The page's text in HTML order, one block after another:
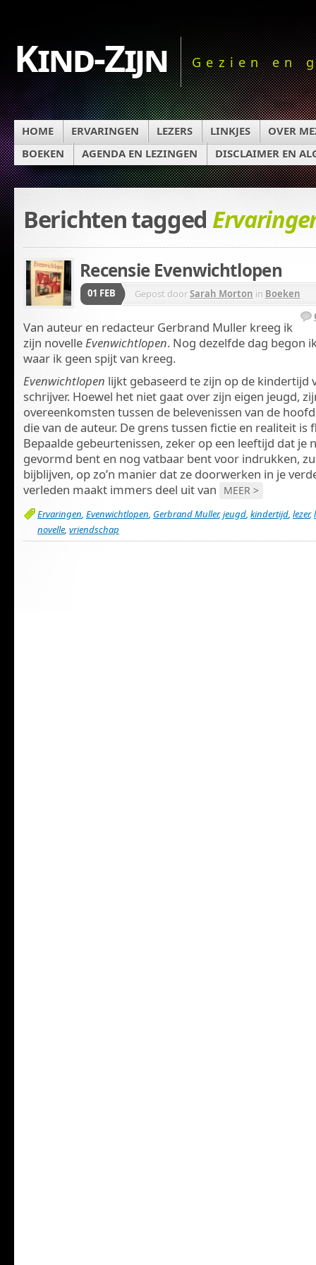
Kind-Zijn Gezien en
HOME ERVARINGEN LEZERS LINKJES
OVER
BOEKEN
AGENDA EN LEZINGEN DISCLAIMER EN
Berichten tagged
Recensie Evenwichtlopen
01 FEB Gepost doorSarah Morton in Boeken
Van auteur en redacteur Gerbrand Muller kreeg ik
zijn novelleEvenwichtlopen. Nog dezelfde dag begon
waar ik geen spijt van kreeg.
Evenwichtlopen lijkt gebaseerd te zijn op de kindertijd
schrijver. Hoewel het niet gaat over zijn eigen jeugd,
overeenkomsten tussen de belevenissen van de
die van de auteur. De grens tussen fictie en realiteit is
Bepaalde gebeurtenissen, zeker op een leeftijd dat je
gevormd bent en nog vatbaar bent voor indrukken,
bijblijven, op zo’n manier dat ze doorwerken in je
verleden maakt immers deel uit van
MEER >
Ervaringen Evenwichtlopen Gerbrand Muller,jeugd kindertijd lezer,
novelle vriendschap